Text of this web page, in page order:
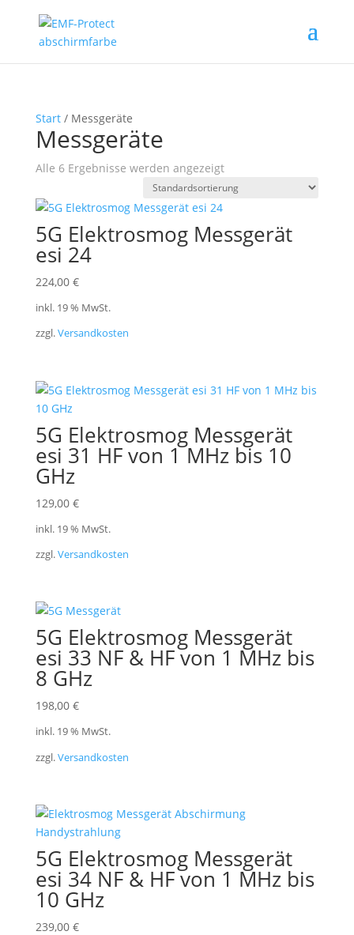
Start/ Messgeräte
Messgeräte
Alle 6 Ergebnisse werden angezeigt
5G Elektrosmog Messgerät
esi 24
224,00 €
inkl. 19 % MwSt.
zzgl.Versandkosten
5G Elektrosmog Messgerät
esi 31 HF von 1 MHz bis 10
GHz
129,00 €
inkl. 19 % MwSt.
zzgl.Versandkosten
5G Elektrosmog Messgerät
esi 33 NF & HF von 1 MHz bis
8 GHz
198,00 €
inkl. 19 % MwSt.
zzgl.Versandkosten
5G Elektrosmog Messgerät
esi 34 NF & HF von 1 MHz bis
10 GHz
239,00 €